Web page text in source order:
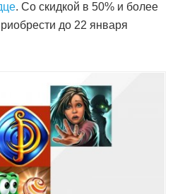
. Со скидкой в 50% и более
до 22 января